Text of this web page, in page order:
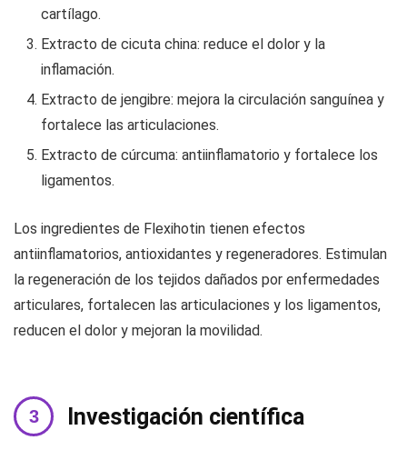
cartílago.
Extracto de cicuta china: reduce el dolor y la
inflamación.
Extracto de jengibre: mejora la circulación sanguínea y
fortalece las articulaciones.
Extracto de cúrcuma: antiinflamatorio y fortalece los
ligamentos.
Los ingredientes de Flexihotin tienen efectos
antiinflamatorios, antioxidantes y regeneradores. Estimulan
la regeneración de los tejidos dañados por enfermedades
articulares, fortalecen las articulaciones y los ligamentos,
reducen el dolor y mejoran la movilidad.
Investigación científica